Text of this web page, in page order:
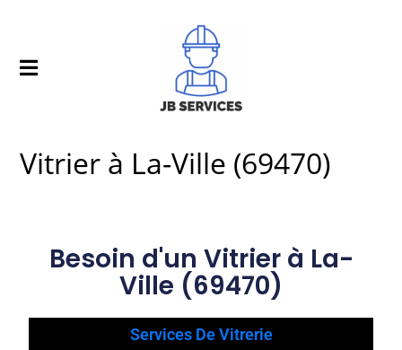
Vitrier à La-Ville (69470)
Besoin d'un Vitrier à La-
Ville (69470)
Services De Vitrerie